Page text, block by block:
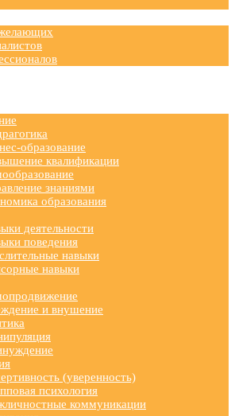
образование
квалификации
знаниями
образования
деятельности
поведения
навыки
навыки
и внушение
(уверенность)
психология
коммуникации